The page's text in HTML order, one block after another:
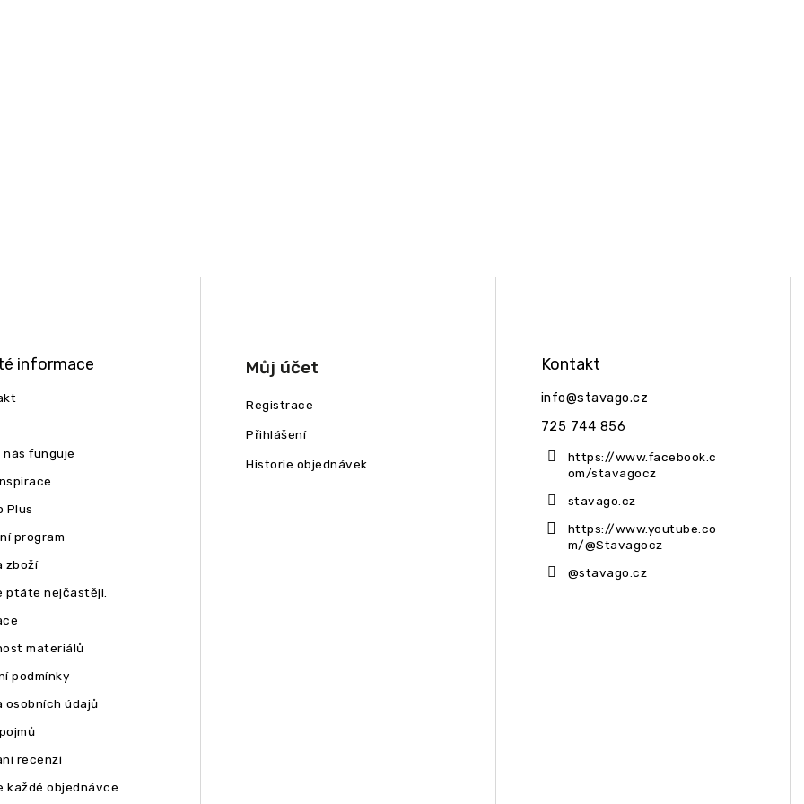
informace
funguje
Plus
program
zboží
ptáte nejčastěji.
materiálů
podmínky
osobních údajů
recenzí
každé objednávce
Můj účet
Registrace
Přihlášení
Historie objednávek
Kontakt
info@stavago.cz
725 744 856
https://www.facebook.c
om/stavagocz
stavago.cz
https://www.youtube.co
m/@Stavagocz
@stavago.cz